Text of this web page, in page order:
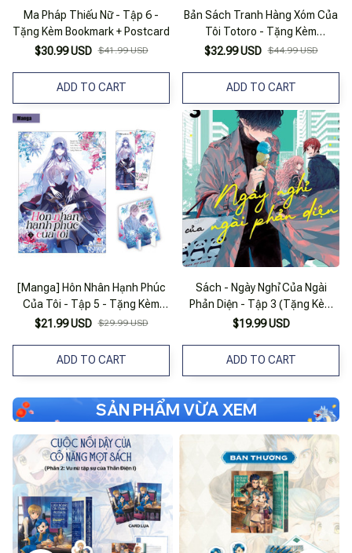
Ma Pháp Thiếu Nữ - Tập 6 -
Tặng Kèm Bookmark + Postcard
$30.99 USD $41.99 USD
ADD TO CART
Bản Sách Tranh Hàng Xóm Của
Tôi Totoro - Tặng Kèm
Bookmark + Card PVC
$32.99 USD $44.99 USD
ADD TO CART
[Manga] Hôn Nhân Hạnh Phúc
Của Tôi - Tập 5 - Tặng Kèm
Bookmark + Standee
$21.99 USD $29.99 USD
ADD TO CART
Sách - Ngày Nghỉ Của Ngài
Phản Diện - Tập 3 (Tặng Kèm
Bookmark)
$19.99 USD
ADD TO CART
SẢN PHẨM VỪA XEM